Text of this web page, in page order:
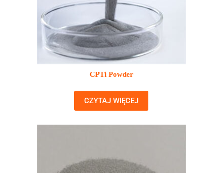
CPTi Powder
CZYTAJ WIĘCEJ